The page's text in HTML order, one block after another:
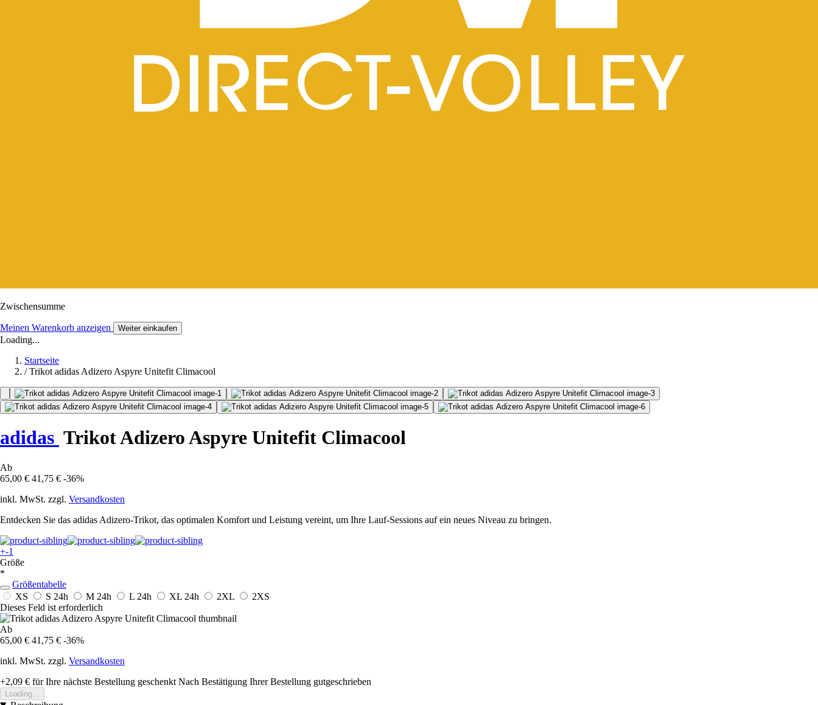
Zwischensumme
Meinen Warenkorb anzeigen Weiter einkaufen
Loading...
Startseite
/ Trikot adidas Adizero Aspyre Unitefit Climacool
adidas Trikot Adizero Aspyre Unitefit Climacool
Ab
65,00 € 41,75 € -36%
inkl. MwSt. zzgl. Versandkosten
Entdecken Sie das adidas Adizero-Trikot, das optimalen Komfort und Leistung vereint, um Ihre Lauf-Sessions auf ein neues Niveau zu bringen.
+-1
Größe
*
Größentabelle
XS
S 24h M 24h L 24h XL 24h 2XL
2XS
Dieses Feld ist erforderlich
Ab
65,00 € 41,75 € -36%
inkl. MwSt. zzgl. Versandkosten
+2,09 € für Ihre nächste Bestellung geschenkt Nach Bestätigung Ihrer Bestellung gutgeschrieben
Loading...